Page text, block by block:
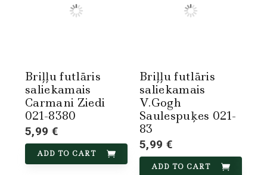
Briļļu futlāris
saliekamais
Carmani Ziedi
021-8380
5,99 €
ADD TO CART
Briļļu futlāris
saliekamais
V.Gogh
Saulespuķes 021-
83
5,99 €
ADD TO CART